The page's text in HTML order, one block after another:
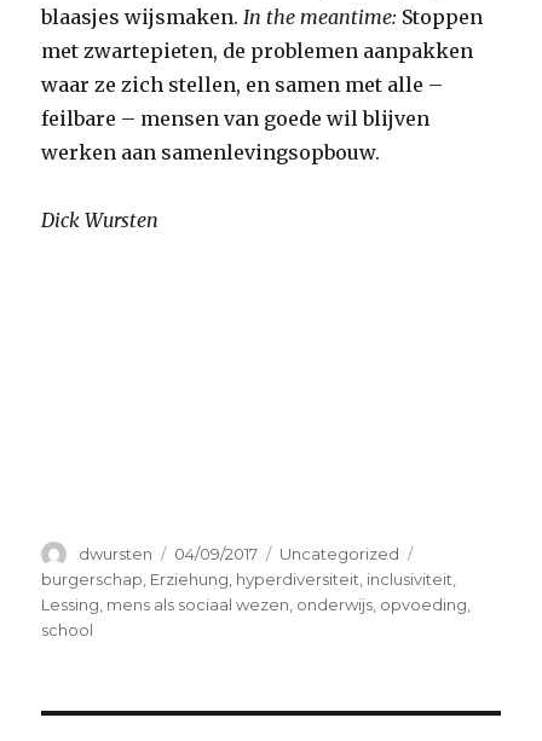
blaasjes wijsmaken.In the meantime: Stoppen
met zwartepieten, de problemen aanpakken
waar ze zich stellen, en samen met alle –
feilbare – mensen van goede wil blijven
werken aan samenlevingsopbouw.
Dick Wursten
Auteur
dwursten
Geplaatst
op
04/09/2017 Categorieën
Uncategorized
burgerschap Erziehung hyperdiversiteit inclusiviteit
Lessing mens als sociaal wezen onderwijs opvoeding
school